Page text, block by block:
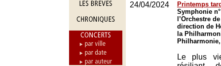
24/04/2024
Printemps
Symphonie
l’Orchestre
direction de
la
Le plus